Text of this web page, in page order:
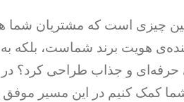
چیزی است که مشتریان شما
هویت برند شماست، بلکه
و جذاب طراحی کرد؟
کمک کنیم در این مسیر موفق